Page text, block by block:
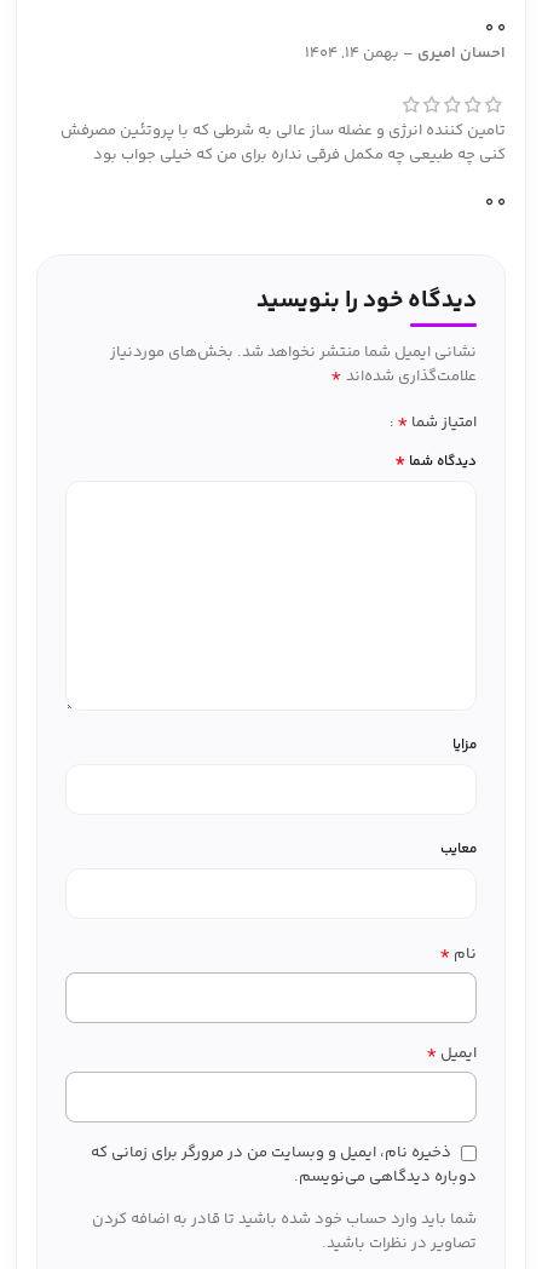
0
0
احسان امیری – بهمن 14, 1404
تامین کننده انرژی و عضله ساز عالی به شرطی که با پروتئین مصرفش
کنی چه طبیعی چه مکمل فرقی نداره برای من که خیلی جواب بود
0
0
دیدگاه خود را بنویسید
نشانی ایمیل شما منتشر نخواهد شد. بخش‌های موردنیاز
علامت‌گذاری شده‌اند *
امتیاز شما *
دیدگاه شما *
مزایا
معایب
نام *
ایمیل *
ذخیره نام، ایمیل و وبسایت من در مرورگر برای زمانی که
دوباره دیدگاهی می‌نویسم.
شما باید وارد حساب خود شده باشید تا قادر به اضافه کردن
تصاویر در نظرات باشید.